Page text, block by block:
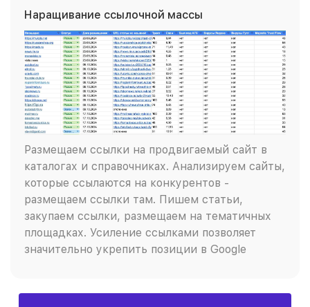
Наращивание ссылочной массы
Размещаем ссылки на продвигаемый сайт в
каталогах и справочниках. Анализируем сайты,
которые ссылаются на конкурентов -
размещаем ссылки там. Пишем статьи,
закупаем ссылки, размещаем на тематичных
площадках. Усиление ссылками позволяет
значительно укрепить позиции в Google